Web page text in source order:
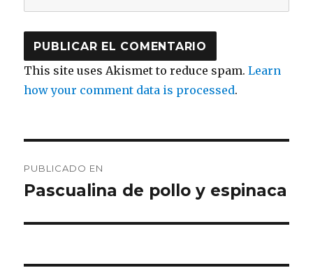
This site uses Akismet to reduce spam.Learn
how your comment data is processed.
de
PUBLICADO EN
Pascualina de pollo y espinaca